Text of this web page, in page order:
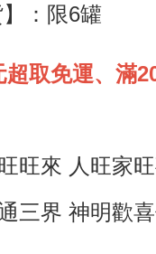
：限6罐
超取免運、滿
旺來 人旺家
三界 神明歡